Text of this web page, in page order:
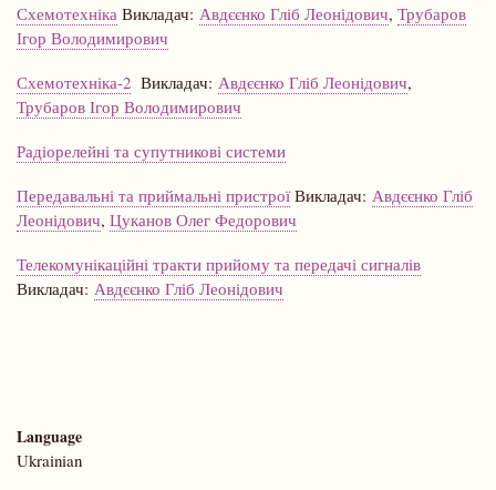
Схемотехніка Викладач: Авдєєнко Гліб Леонідович, Трубаров
Ігор Володимирович
Схемотехніка-2 Викладач: Авдєєнко Гліб Леонідович,
Трубаров Ігор Володимирович
Радіорелейні та супутникові системи
Передавальні та приймальні пристрої Викладач: Авдєєнко Гліб
Леонідович, Цуканов Олег Федорович
Телекомунікаційні тракти прийому та передачі сигналів
Викладач: Авдєєнко Гліб Леонідович
Language
Ukrainian